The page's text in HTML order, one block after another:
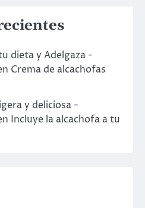
dieta y Adelgaza -
Crema de alcachofas
y deliciosa -
Incluye la alcachofa a tu